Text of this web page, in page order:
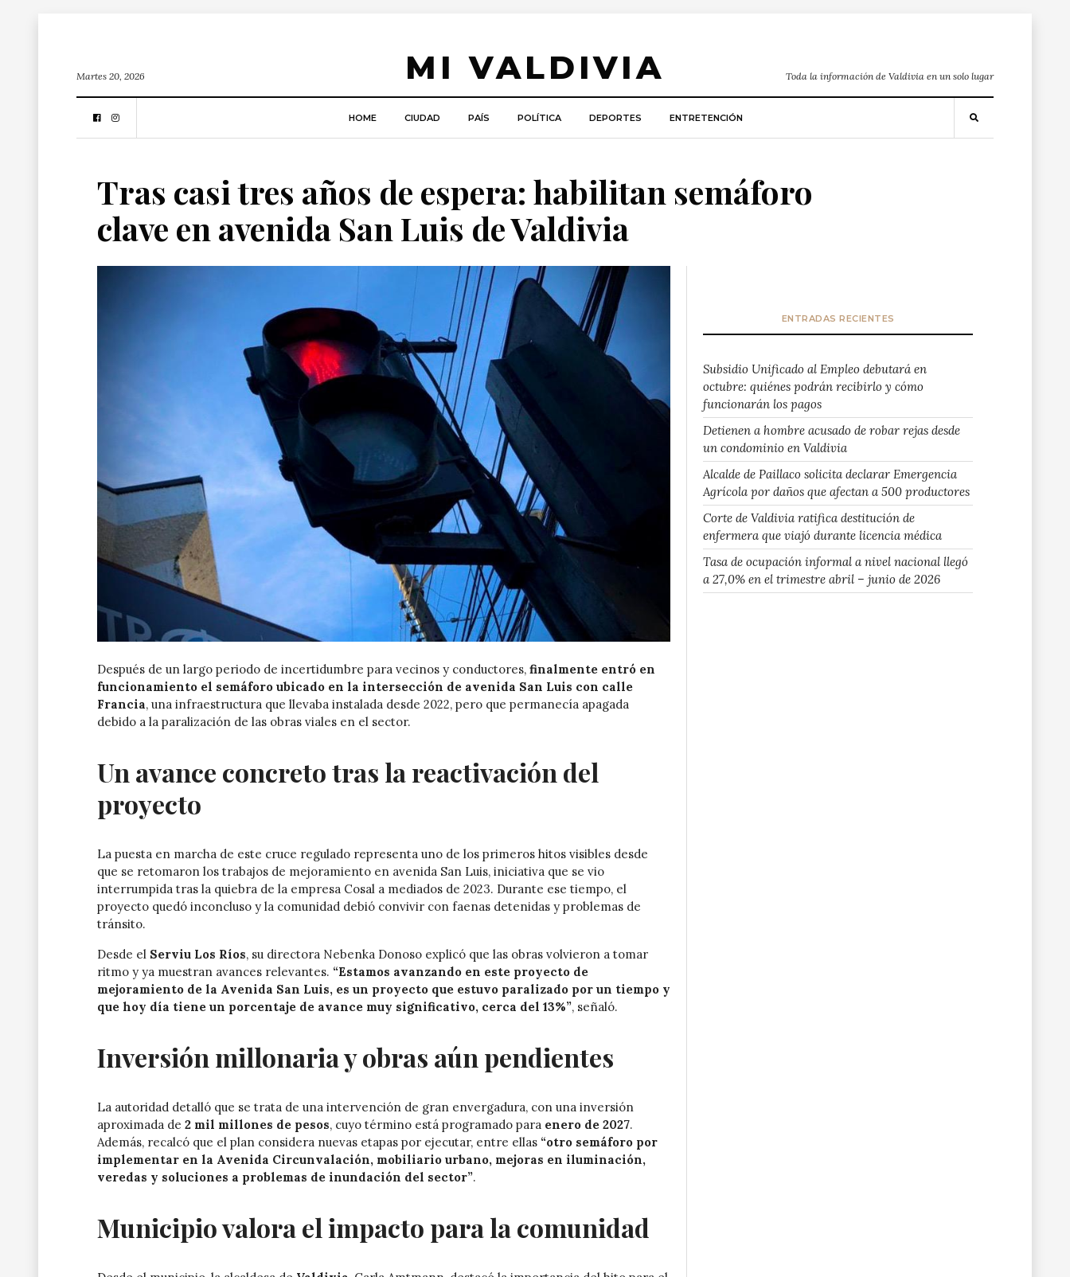
MI VALDIVIA
Martes 20, 2026 Toda la información de Valdivia en un solo lugar
HOME CIUDAD PAÍS POLÍTICA DEPORTES ENTRETENCIÓN
Tras casi tres años de espera: habilitan semáforo
clave en avenida San Luis de Valdivia
Después de un largo periodo de incertidumbre para vecinos y conductores, finalmente entró en
funcionamiento el semáforo ubicado en la intersección de avenida San Luis con calle
Francia, una infraestructura que llevaba instalada desde 2022, pero que permanecía apagada
debido a la paralización de las obras viales en el sector.
Un avance concreto tras la reactivación del
proyecto
La puesta en marcha de este cruce regulado representa uno de los primeros hitos visibles desde
que se retomaron los trabajos de mejoramiento en avenida San Luis, iniciativa que se vio
interrumpida tras la quiebra de la empresa Cosal a mediados de 2023. Durante ese tiempo, el
proyecto quedó inconcluso y la comunidad debió convivir con faenas detenidas y problemas de
tránsito.
Desde el Serviu Los Ríos, su directora Nebenka Donoso explicó que las obras volvieron a tomar
ritmo y ya muestran avances relevantes. “Estamos avanzando en este proyecto de
mejoramiento de la Avenida San Luis, es un proyecto que estuvo paralizado por un tiempo y
que hoy día tiene un porcentaje de avance muy significativo, cerca del 13%”, señaló.
Inversión millonaria y obras aún pendientes
La autoridad detalló que se trata de una intervención de gran envergadura, con una inversión
aproximada de 2 mil millones de pesos, cuyo término está programado para enero de 2027.
Además, recalcó que el plan considera nuevas etapas por ejecutar, entre ellas “otro semáforo por
implementar en la Avenida Circunvalación, mobiliario urbano, mejoras en iluminación,
veredas y soluciones a problemas de inundación del sector”.
Municipio valora el impacto para la comunidad
ENTRADAS RECIENTES
Subsidio Unificado al Empleo debutará en
octubre: quiénes podrán recibirlo y cómo
funcionarán los pagos
Detienen a hombre acusado de robar rejas desde
un condominio en Valdivia
Alcalde de Paillaco solicita declarar Emergencia
Agrícola por daños que afectan a 500 productores
Corte de Valdivia ratifica destitución de
enfermera que viajó durante licencia médica
Tasa de ocupación informal a nivel nacional llegó
a 27,0% en el trimestre abril – junio de 2026